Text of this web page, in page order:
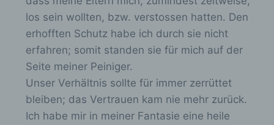
los sein wollten, bzw. verstossen hatten. Den
erhofften Schutz habe ich durch sie nicht
erfahren; somit standen sie für mich auf der
Seite meiner Peiniger.
Unser Verhältnis sollte für immer zerrüttet
bleiben; das Vertrauen kam nie mehr zurück.
Ich habe mir in meiner Fantasie eine heile
werden, um bestimmte persönliche Aspekte,
die sich auf eine natürliche Person beziehen,
zu bewerten, insbesondere, um Aspekte
bezüglich Arbeitsleistung, wirtschaftlicher
Lage, Gesundheit, persönlicher Vorlieben,
Interessen, Zuverlässigkeit, Verhalten,
Aufenthaltsort oder Ortswechsel dieser
natürlichen Person zu analysieren oder
vorherzusagen.